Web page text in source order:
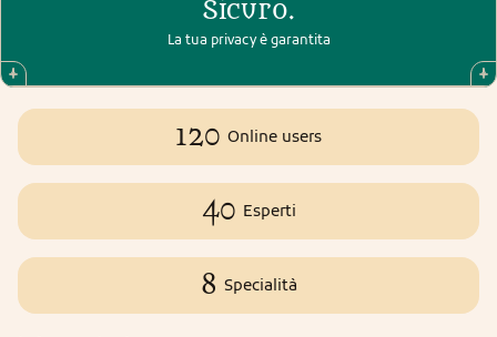
Sicuro.
La tua privacy è garantita
120 Online users
40 Esperti
8 Specialità